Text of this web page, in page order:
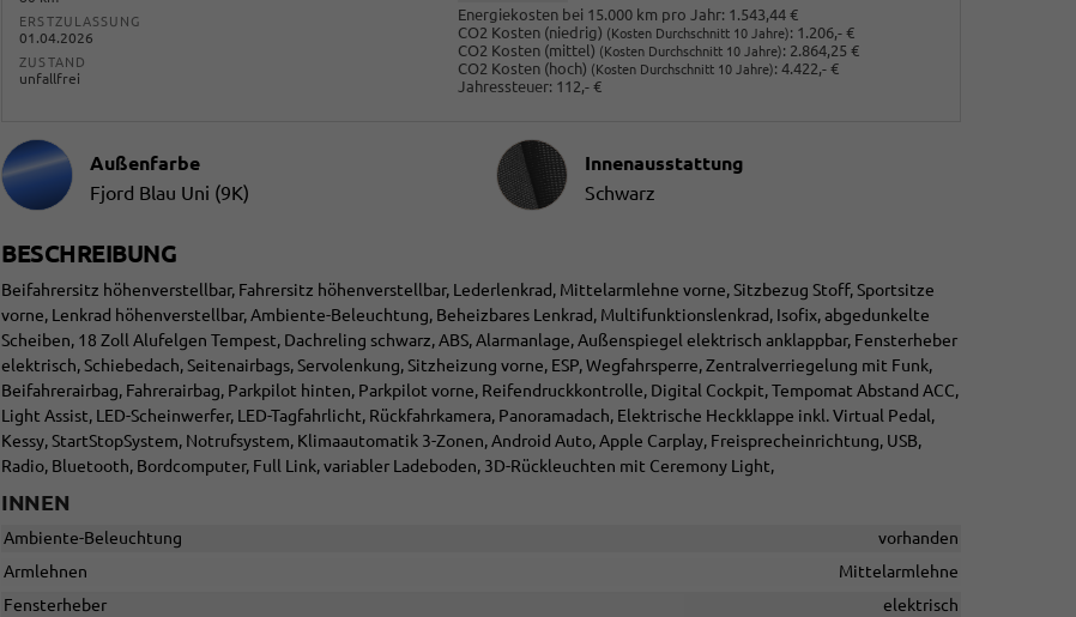
ERSTZULASSUNG
01.04.2026
ZUSTAND
unfallfrei
Energiekosten bei 15.000 km pro Jahr: 1.543,44 €
CO2 Kosten (niedrig) (Kosten Durchschnitt 10 Jahre): 1.206,- €
CO2 Kosten (mittel) (Kosten Durchschnitt 10 Jahre): 2.864,25 €
CO2 Kosten (hoch) (Kosten Durchschnitt 10 Jahre): 4.422,- €
Jahressteuer: 112,- €
Außenfarbe
Fjord Blau Uni (9K)
Innenausstattung
Innenausstattung
Schwarz
BESCHREIBUNG
Beifahrersitz höhenverstellbar, Fahrersitz höhenverstellbar, Lederlenkrad, Mittelarmlehne vorne, Sitzbezug Stoff, Sportsitze
vorne, Lenkrad höhenverstellbar, Ambiente-Beleuchtung, Beheizbares Lenkrad, Multifunktionslenkrad, Isofix, abgedunkelte
Scheiben, 18 Zoll Alufelgen Tempest, Dachreling schwarz, ABS, Alarmanlage, Außenspiegel elektrisch anklappbar, Fensterheber
elektrisch, Schiebedach, Seitenairbags, Servolenkung, Sitzheizung vorne, ESP, Wegfahrsperre, Zentralverriegelung mit Funk,
Beifahrerairbag, Fahrerairbag, Parkpilot hinten, Parkpilot vorne, Reifendruckkontrolle, Digital Cockpit, Tempomat Abstand ACC,
Light Assist, LED-Scheinwerfer, LED-Tagfahrlicht, Rückfahrkamera, Panoramadach, Elektrische Heckklappe inkl. Virtual Pedal,
Kessy, StartStopSystem, Notrufsystem, Klimaautomatik 3-Zonen, Android Auto, Apple Carplay, Freisprecheinrichtung, USB,
Radio, Bluetooth, Bordcomputer, Full Link, variabler Ladeboden, 3D-Rückleuchten mit Ceremony Light,
INNEN
Ambiente-Beleuchtung
vorhanden
Armlehnen
Mittelarmlehne
Fensterheber
elektrisch